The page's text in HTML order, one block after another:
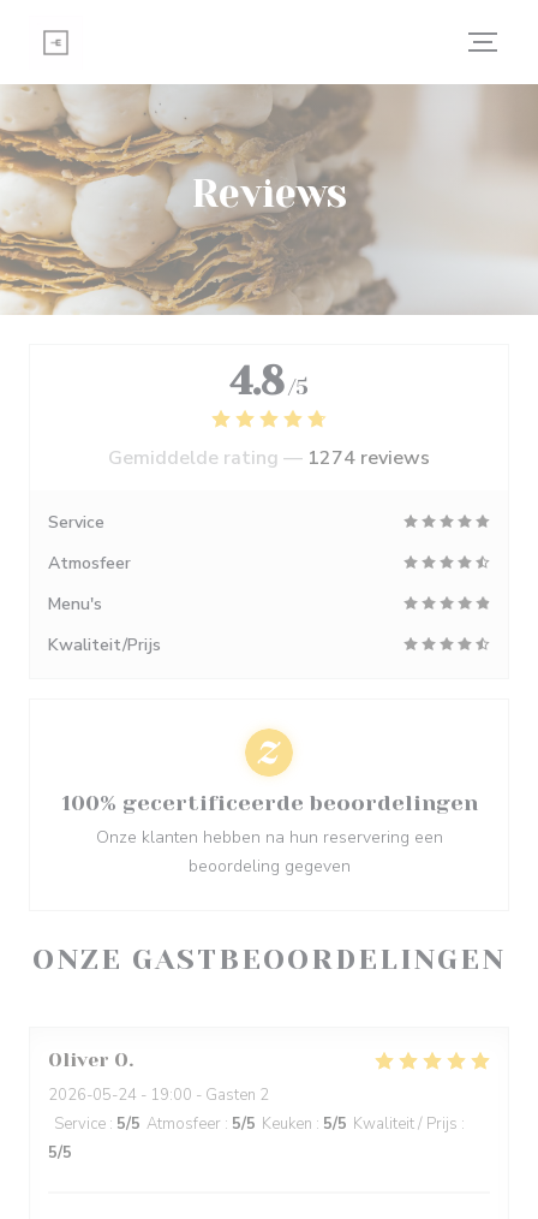
Reviews
ONZE GASTBEOORDELINGEN
Oliver O
2026-05-24 - 19:00 - Gasten 2
Service : 5/5 Atmosfeer : 5/5 Keuken : 5/5 Kwaliteit / Prijs :
5/5
4.8 /5
Gemiddelde rating — 1274 reviews
Service
Atmosfeer
Menu's
Kwaliteit/Prijs
100% gecertificeerde beoordelingen
Onze klanten hebben na hun reservering een
beoordeling gegeven